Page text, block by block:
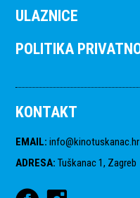
ULAZNICE
POLITIKA
KONTAKT
EMAIL: info@kinotuskanac.hr
ADRESA: Tuškanac 1, Zagreb